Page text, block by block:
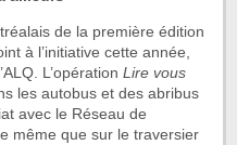
de la première édition
à l’initiative cette année,
L’opération Lire vous
les autobus et des abribus
avec le Réseau de
même que sur le traversier